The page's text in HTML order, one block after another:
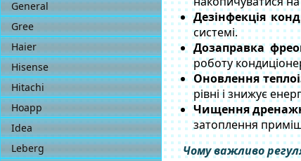
General
Gree
Haier
Hisense
Hitachi
Hoapp
Idea
Leberg
Дезінфекція
системі.
Дозаправка
роботу
Оновлення
рівні і знижує
Чищення
затоплення
Чому важливо